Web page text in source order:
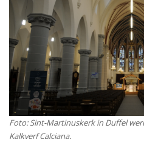
Foto: Sint-Martinuskerk in Duffel
Kalkverf Calciana.